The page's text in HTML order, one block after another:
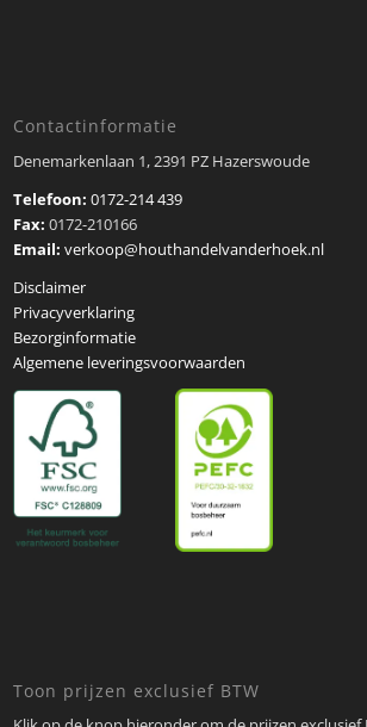
Contactinformatie
Denemarkenlaan 1, 2391 PZ Hazerswoude
Telefoon:0172-214 439
Fax:0172-210166
Email: verkoop@houthandelvanderhoek.nl
Disclaimer
Privacyverklaring
Bezorginformatie
Algemene leveringsvoorwaarden
Toon prijzen exclusief BTW